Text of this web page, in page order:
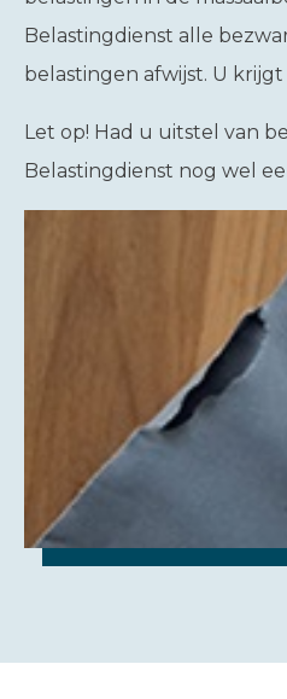
Belastingdienst alle
belastingen afwijst. U
Let op! Had u uitstel van
Belastingdienst nog wel